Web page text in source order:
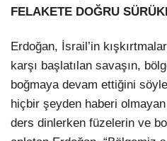
FELAKETE DOĞRU
Erdoğan, İsrail’in
karşı başlatılan savaşın,
boğmaya devam ettiğini
hiçbir şeyden haberi
ders dinlerken füzelerin ve